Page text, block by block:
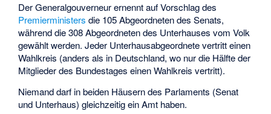
Der Generalgouverneur ernennt auf Vorschlag des
Premierministers die 105 Abgeordneten des Senats,
während die 308 Abgeordneten des Unterhauses vom Volk
gewählt werden. Jeder Unterhausabgeordnete vertritt einen
Wahlkreis (anders als in Deutschland, wo nur die Hälfte der
Mitglieder des Bundestages einen Wahlkreis vertritt).
Niemand darf in beiden Häusern des Parlaments (Senat
und Unterhaus) gleichzeitig ein Amt haben.